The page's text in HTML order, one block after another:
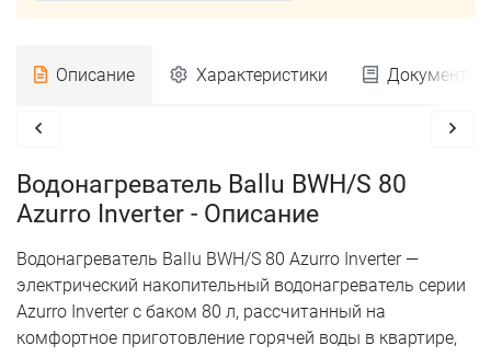
Описание Характеристики
Водонагреватель Ballu BWH/S 80
Azurro Inverter - Описание
Водонагреватель Ballu BWH/S 80 Azurro Inverter —
электрический накопительный водонагреватель серии
Azurro Inverter с баком 80 л, рассчитанный на
комфортное приготовление горячей воды в квартире,